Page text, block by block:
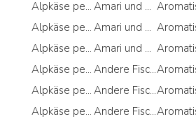
Alpkäse per Limitierte Auflage
Alpkäse per Neues Jahr
Alpkäse per Ohne Konservierungsstoffe
Alpkäse per Preisgekrönte Produkte
Alpkäse per Romantisches Abendessen
Alpkäse per Schmecken
Amari und Bitter per Single
Amari und Bitter per Vegetarisches Mittagessen
Amari und Bitter per Weihnachten
Andere Fischprodukte
Andere Fischprodukte per Auswahl der Freundschaft
Andere Fischprodukte per Geschenkideen